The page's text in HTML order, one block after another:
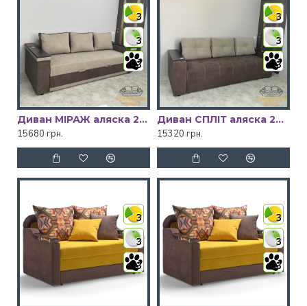
3
3
3
Диван МІРАЖ аляска 23/аляска 03/ Київський Стандарт
15680 грн.
3
3
3
Диван СПЛІТ аляска 28/аляска 02 Київський Стандарт
15320 грн.
3
3
3
3
3
3